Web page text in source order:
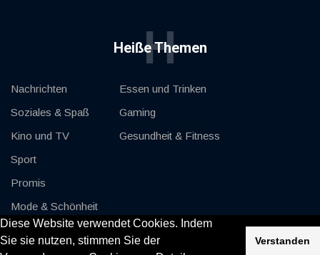
Diese Website verwendet Cookies. Indem
Sie sie nutzen, stimmen Sie der
Verstanden
Heiße Themen
H
Nachrichten
Soziales & Spaß
Kino und TV
Sport
Promis
Mode & Schönheit
Autos & Motor
Essen und Trinken
Gaming
Gesundheit & Fitness